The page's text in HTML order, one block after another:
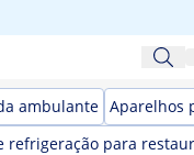
ambulante Aparelhos
refrigeração para